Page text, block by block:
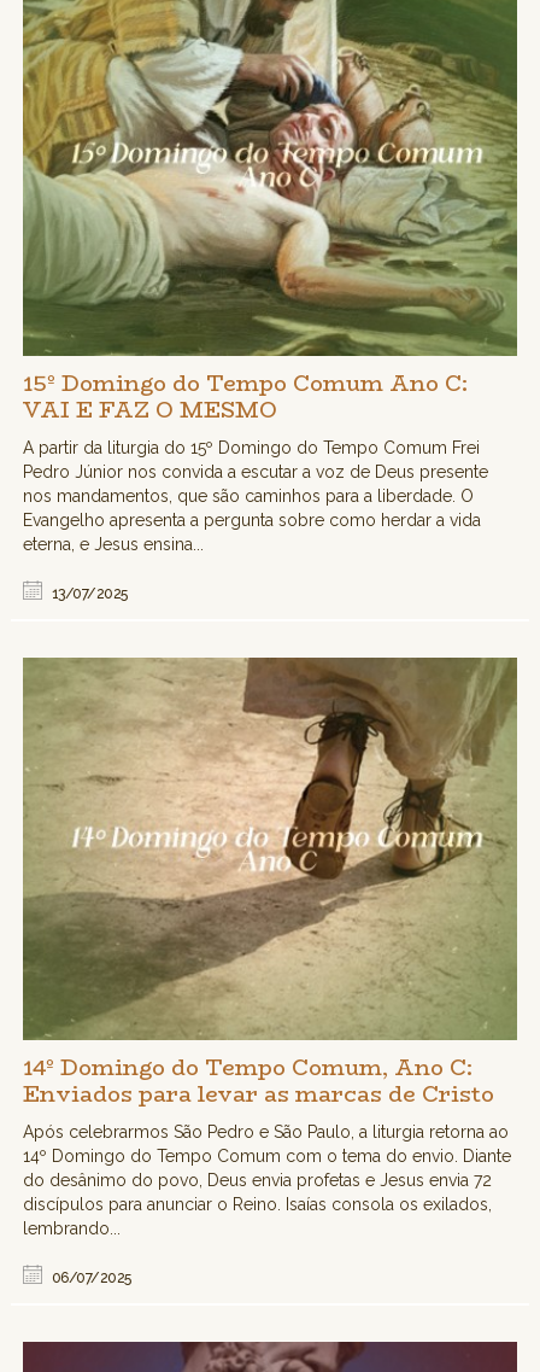
15º Domingo do Tempo Comum Ano C:
VAI E FAZ O MESMO
A partir da liturgia do 15º Domingo do Tempo Comum Frei
Pedro Júnior nos convida a escutar a voz de Deus presente
nos mandamentos, que são caminhos para a liberdade. O
Evangelho apresenta a pergunta sobre como herdar a vida
eterna, e Jesus ensina...
13/07/2025
14º Domingo do Tempo Comum, Ano C:
Enviados para levar as marcas de Cristo
Após celebrarmos São Pedro e São Paulo, a liturgia retorna ao
14º Domingo do Tempo Comum com o tema do envio. Diante
do desânimo do povo, Deus envia profetas e Jesus envia 72
discípulos para anunciar o Reino. Isaías consola os exilados,
lembrando...
06/07/2025